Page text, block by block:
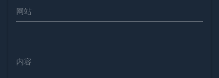
网站
内容